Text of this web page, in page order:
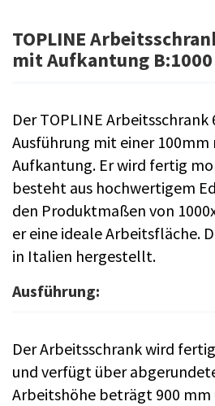
TOPLINE
mit Aufkantung B:1000
Der TOPLINE Arbeitsschrank
Ausführung mit einer 100mm
Aufkantung. Er wird fertig
besteht aus hochwertigem
den Produktmaßen von
er eine ideale Arbeitsfläche.
in Italien hergestellt.
Ausführung:
Der Arbeitsschrank wird
und verfügt über
Arbeitshöhe beträgt 900 mm